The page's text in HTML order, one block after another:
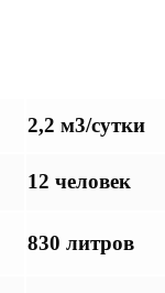
2,2 м3/сутки
12 человек
830 литров